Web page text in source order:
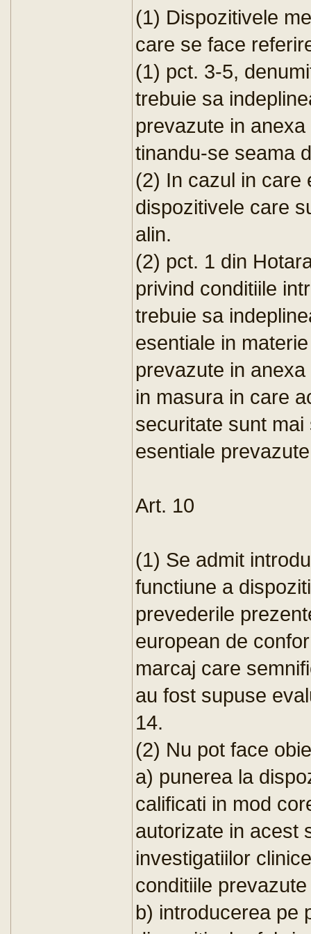
(1) Dispozitivele
care se face
(1) pct. 3-5,
trebuie sa
prevazute in
tinandu-se seama
(2) In cazul in care
dispozitivele care
alin.
(2) pct. 1 din
privind conditiile
trebuie sa
esentiale in
prevazute in
in masura in care
securitate sunt
esentiale
Art. 10
(1) Se admit
functiune a
prevederile
european de
marcaj care
au fost supuse
14.
(2) Nu pot face
a) punerea la
calificati in mod
autorizate in acest
investigatiilor
conditiile
b) introducerea pe